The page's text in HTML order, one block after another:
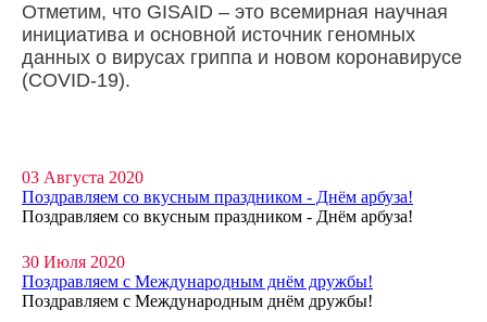
Отметим, что GISAID – это всемирная научная
инициатива и основной источник геномных
данных о вирусах гриппа и новом коронавирусе
(COVID-19).
03 Августа 2020
Поздравляем со вкусным праздником - Днём арбуза!
Поздравляем со вкусным праздником - Днём арбуза!
30 Июля 2020
Поздравляем с Международным днём дружбы!
Поздравляем с Международным днём дружбы!